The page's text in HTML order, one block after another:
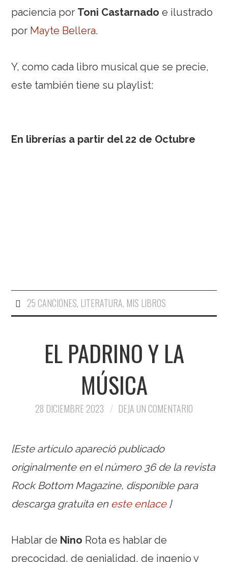
paciencia por Toni Castarnado e ilustrado
por Mayte Bellera.
Y, como cada libro musical que se precie,
este también tiene su playlist:
En librerías a partir del 22 de Octubre
25 CANCIONES, LITERATURA, MIS LIBROS
EL PADRINO Y LA
MÚSICA
28 DICIEMBRE 2023 DEJA UN COMENTARIO
[Este artículo apareció publicado
originalmente en el número 36 de la revista
Rock Bottom Magazine, disponible para
descarga gratuita en este enlace]
Hablar de Nino Rota es hablar de
precocidad, de genialidad, de ingenio y